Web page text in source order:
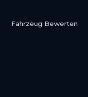
Fahrzeug Bewerten